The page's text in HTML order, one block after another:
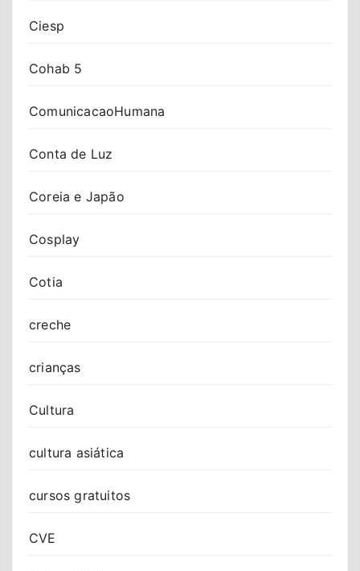
Ciesp
Cohab 5
ComunicacaoHumana
Conta de Luz
Coreia e Japão
Cosplay
Cotia
creche
crianças
Cultura
cultura asiática
cursos gratuitos
CVE